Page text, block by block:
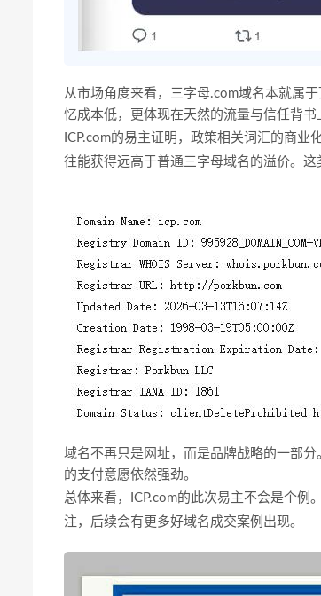
从市场角度来看，三字母.com域名本就属
忆成本低，更体现在天然的流量与信任背
ICP.com的易主证明，政策相关词汇的商业
往能获得远高于普通三字母域名的溢价。
域名不再只是网址，而是品牌战略的一部分
的支付意愿依然强劲。
总体来看，ICP.com的此次易主不会是个
注，后续会有更多好域名成交案例出现。